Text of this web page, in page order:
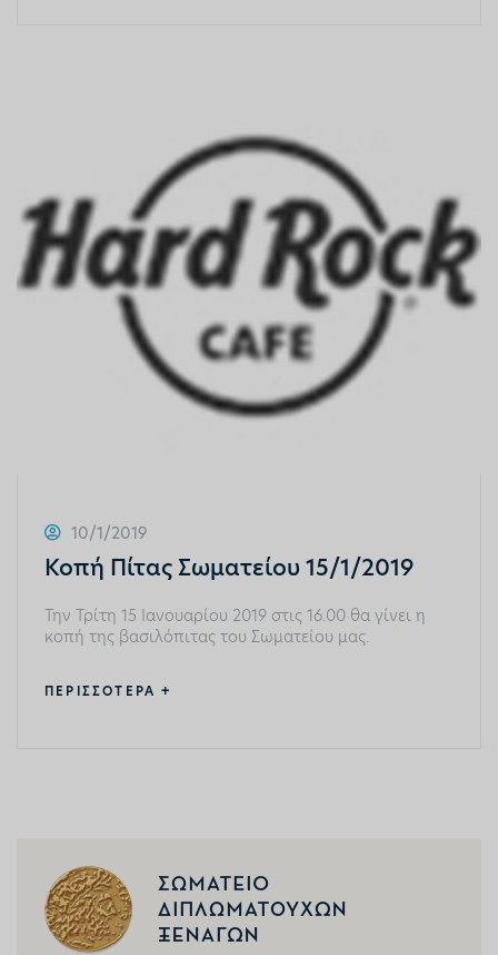
10/1/2019
Κοπή Πίτας Σωματείου 15/1/2019
Την Τρίτη 15 Ιανουαρίου 2019 στις 16.00 θα γίνει η
κοπή της βασιλόπιτας του Σωματείου μας.
ΠΕΡΙΣΣΟΤΕΡΑ +